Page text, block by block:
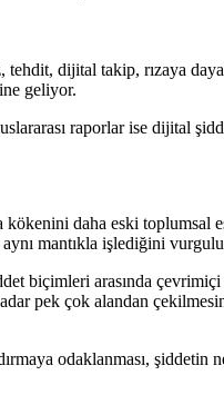
tehdit, dijital takip, rızaya
geliyor.
raporlar ise dijital
daha eski toplumsal
mantıkla işlediğini
biçimleri arasında
pek çok alandan
odaklanması, şiddetin